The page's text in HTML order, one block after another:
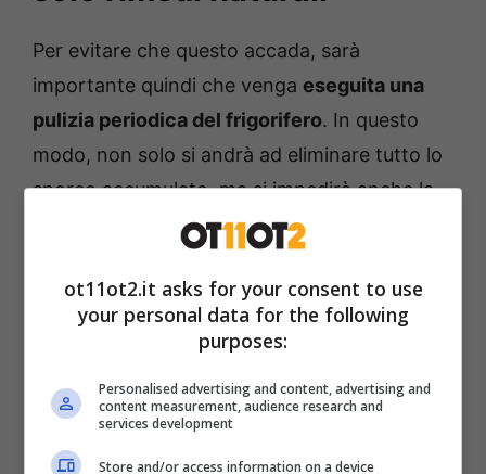
Per evitare che questo accada, sarà
importante quindi che venga eseguita una
pulizia periodica del frigorifero. In questo
modo, non solo si andrà ad eliminare tutto lo
sporco accumulato, ma si impedirà anche la
formazione dei cattivi odori. Inoltre, per
possibilità di utilizzare alcuni rimedi naturali
che lì andranno a debellare per sempre.
ot11ot2.it asks for your consent to use
your personal data for the following
purposes:
Personalised advertising and content, advertising and
content measurement, audience research and
services development
Store and/or access information on a device